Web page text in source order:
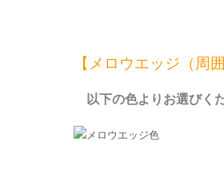
【メロウエッジ（周
以下の色よりお選びく